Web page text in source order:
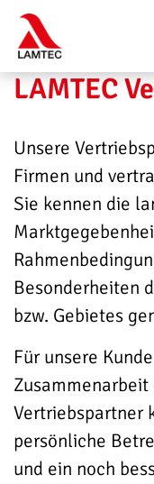
LAMTEC
Unsere
Firmen und
Sie kennen die
Besonderheiten
bzw. Gebietes
Für unsere
Vertriebspartner
persönliche
und ein noch